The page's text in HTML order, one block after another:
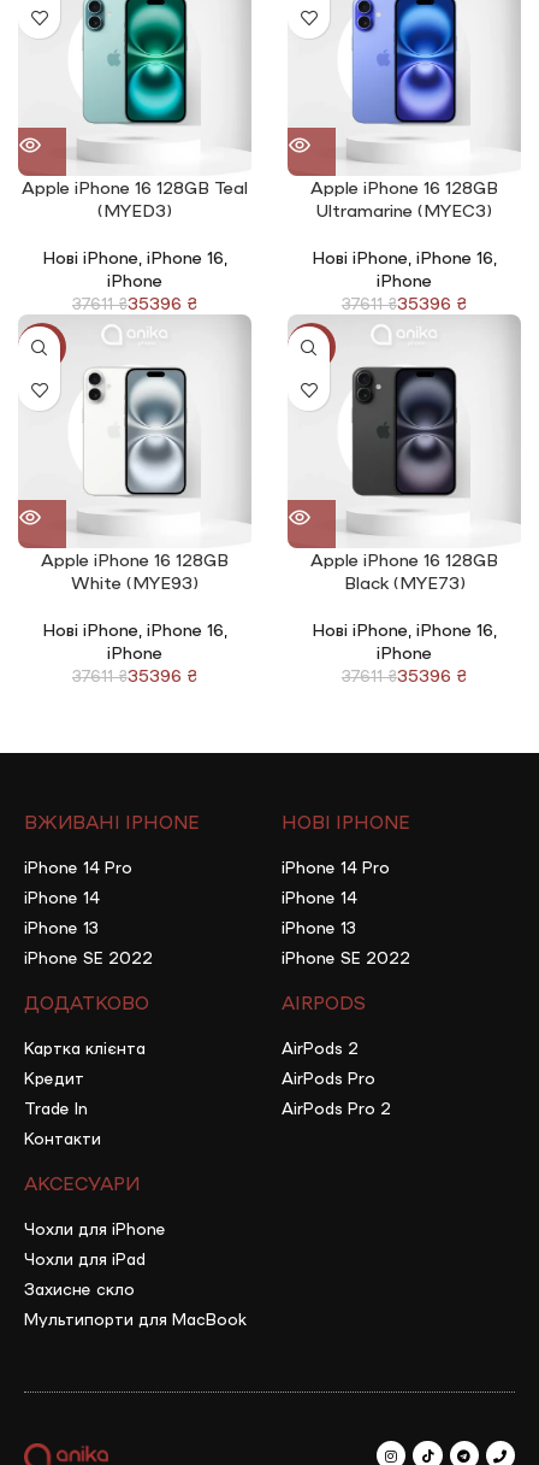
Apple iPhone 16 128GB Teal
(MYED3)
Нові iPhone iPhone 16
iPhone
37611₴35396 ₴
Apple iPhone 16 128GB
Ultramarine (MYEC3)
Нові iPhone iPhone 16
iPhone
37611₴35396 ₴
-6%
Apple iPhone 16 128GB
White (MYE93)
Нові iPhone iPhone 16
iPhone
37611₴35396 ₴
-6%
Apple iPhone 16 128GB
Black (MYE73)
Нові iPhone iPhone 16
iPhone
37611₴35396 ₴
ВЖИВАНІ IPHONE
iPhone 14 Pro
iPhone 14
iPhone 13
iPhone SE 2022
НОВІ IPHONE
iPhone 14 Pro
iPhone 14
iPhone 13
iPhone SE 2022
ДОДАТКОВО
Картка клієнта
Кредит
Trade In
Контакти
AIRPODS
AirPods 2
AirPods Pro
AirPods Pro 2
АКСЕСУАРИ
Чохли для iPhone
Чохли для iPad
Захисне скло
Мультипорти для MacBook